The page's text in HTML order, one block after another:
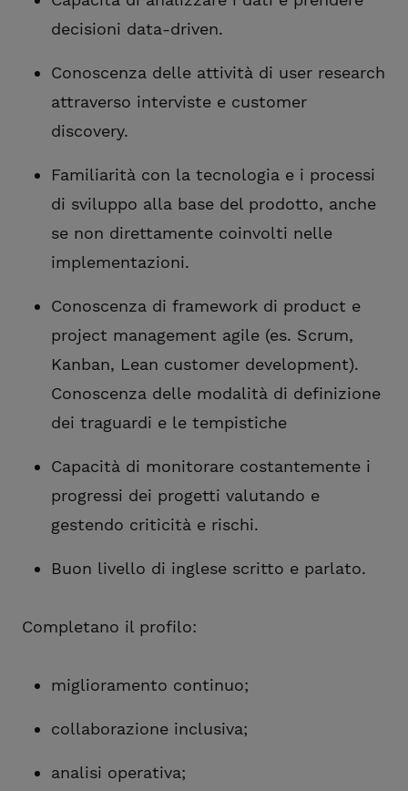
decisioni data-driven.
Conoscenza delle attività di user research
attraverso interviste e customer
discovery.
Familiarità con la tecnologia e i processi
di sviluppo alla base del prodotto, anche
se non direttamente coinvolti nelle
implementazioni.
Conoscenza di framework di product e
project management agile (es. Scrum,
Kanban, Lean customer development).
Conoscenza delle modalità di definizione
dei traguardi e le tempistiche
Capacità di monitorare costantemente i
progressi dei progetti valutando e
gestendo criticità e rischi.
Buon livello di inglese scritto e parlato.
Completano il profilo:
miglioramento continuo;
collaborazione inclusiva;
analisi operativa;